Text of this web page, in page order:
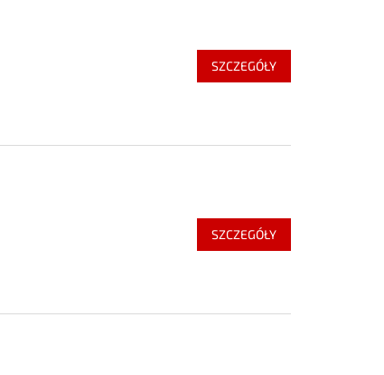
SZCZEGÓŁY
SZCZEGÓŁY